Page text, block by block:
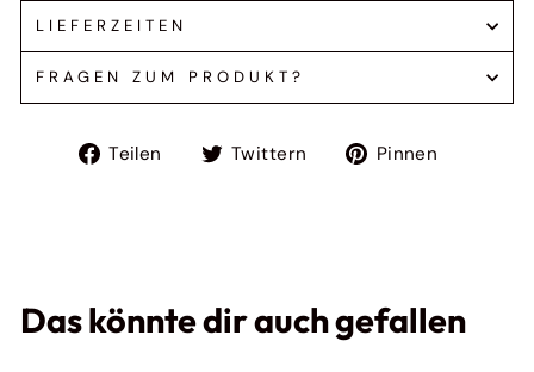
LIEFERZEITEN
FRAGEN ZUM PRODUKT?
Teilen
Auf
Twittern
Auf
Pinnen
Das könnte dir auch gefallen